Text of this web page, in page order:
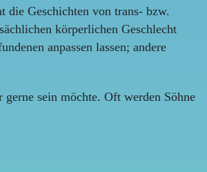
die Geschichten von trans- bzw.
körperlichen Geschlecht
anpassen lassen; andere
sein möchte. Oft werden Söhne